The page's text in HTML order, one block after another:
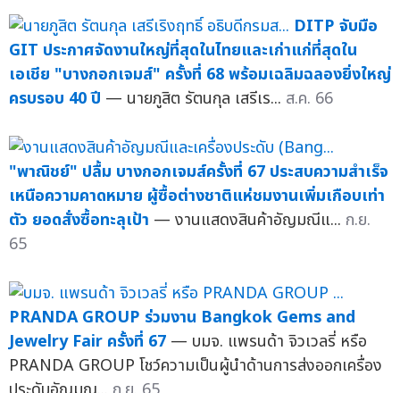
DITP จับมือ
GIT ประกาศจัดงานใหญ่ที่สุดในไทยและเก่าแก่ที่สุดใน
เอเชีย "บางกอกเจมส์" ครั้งที่ 68 พร้อมเฉลิมฉลองยิ่งใหญ่
ครบรอบ 40 ปี — นายภูสิต รัตนกุล เสรีเร... ส.ค. 66
"พาณิชย์" ปลื้ม บางกอกเจมส์ครั้งที่ 67 ประสบความสำเร็จ
เหนือความคาดหมาย ผู้ซื้อต่างชาติแห่ชมงานเพิ่มเกือบเท่า
ตัว ยอดสั่งซื้อทะลุเป้า — งานแสดงสินค้าอัญมณีแ... ก.ย.
65
PRANDA GROUP ร่วมงาน Bangkok Gems and
Jewelry Fair ครั้งที่ 67 — บมจ. แพรนด้า จิวเวลรี่ หรือ
PRANDA GROUP โชว์ความเป็นผู้นำด้านการส่งออกเครื่อง